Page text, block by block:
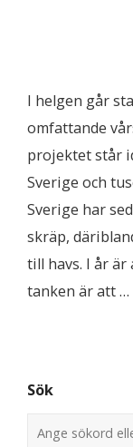
I helgen går
omfattande
projektet står
Sverige och
Sverige har
skräp,
till havs. I år
tanken är att …
Sök